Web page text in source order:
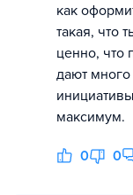
как
такая, что
ценно, что
дают
максимум.
0 0